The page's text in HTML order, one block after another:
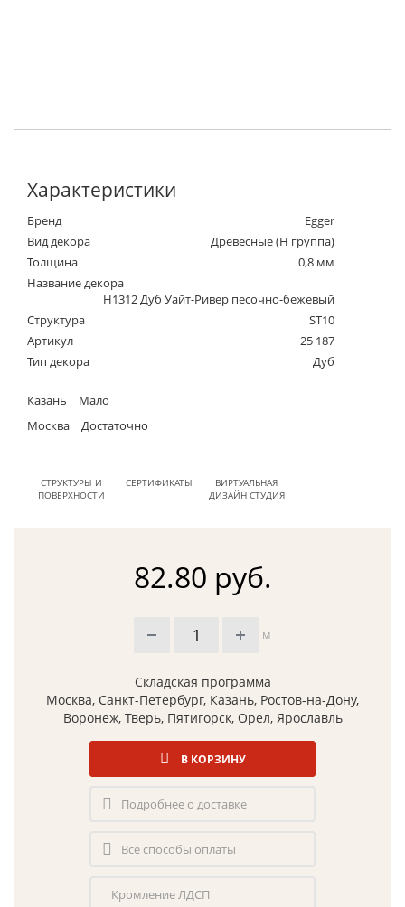
Характеристики
Бренд
Egger
Вид декора
Древесные (Н группа)
Толщина
0,8 мм
Название декора
H1312 Дуб Уайт-Ривер песочно-бежевый
Структура
ST10
Артикул
25 187
Тип декора
Дуб
Казань
Мало
Москва
Достаточно
СТРУКТУРЫ И
ПОВЕРХНОСТИ
СЕРТИФИКАТЫ
ВИРТУАЛЬНАЯ
ДИЗАЙН СТУДИЯ
82.80 руб.
м
Складская программа
Москва, Санкт-Петербург, Казань, Ростов-на-Дону,
Воронеж, Тверь, Пятигорск, Орел, Ярославль
В КОРЗИНУ
Подробнее о доставке
Все способы оплаты
Кромление ЛДСП